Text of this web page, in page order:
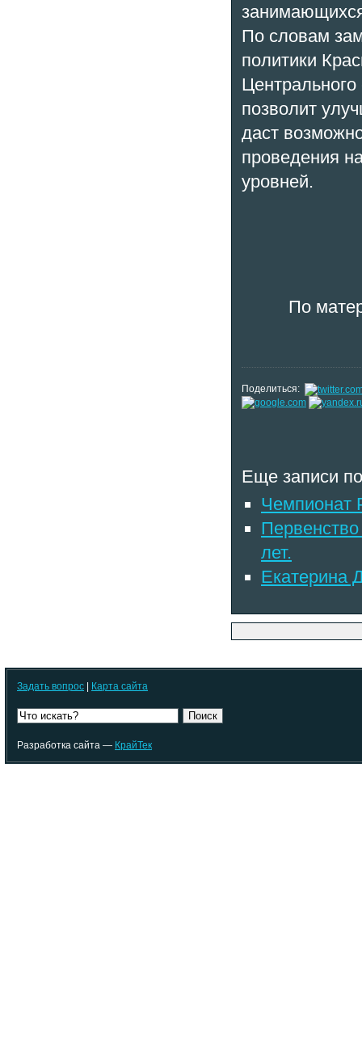
По словам
политики
позволит
даст
проведения
уровней.
По
Поделиться:
Еще записи
Чемпионат
лет.
Екатерина
Задать вопрос Карта сайта
Поиск
Разработка сайта — КрайТек